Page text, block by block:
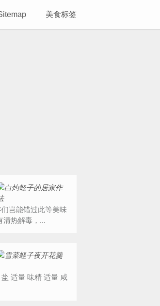
美食标签
岂能错过此等美味
清热解毒，...